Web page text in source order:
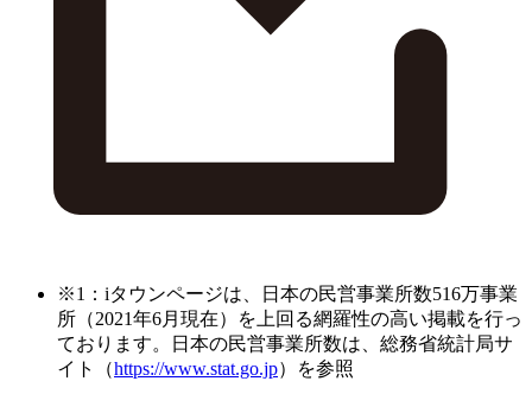
※1：iタウンページは、日本の民営事業所数516万事業
所（2021年6月現在）を上回る網羅性の高い掲載を行っ
ております。日本の民営事業所数は、総務省統計局サ
イト（https://www.stat.go.jp）を参照